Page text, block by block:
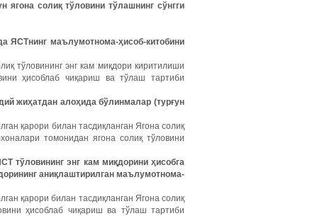
ягона солиқ тўловини тўлашнинг сўнгги
ЯСТнинг маълумотнома-ҳисоб-китобини
тўловининг энг кам миқдори киритилиши
ҳисоблаб чиқариш ва тўлаш тартиби
жиҳатдан алоҳида бўлинмалар (турғун
қарори билан тасдиқланган Ягона солиқ
томонидан ягона солиқ тўловини
тўловининг энг кам миқдорини ҳисобга
аниқлаштирилган маълумотнома-
қарори билан тасдиқланган Ягона солиқ
ҳисоблаб чиқариш ва тўлаш тартиби